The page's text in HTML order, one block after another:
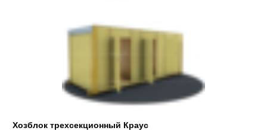
Хозблок трехсекционный Краус